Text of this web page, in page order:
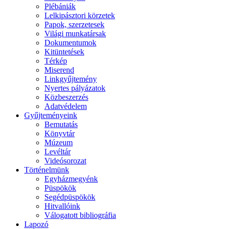
Plébániák
Lelkipásztori körzetek
Papok, szerzetesek
Világi munkatársak
Dokumentumok
Kitüntetések
Térkép
Miserend
Linkgyűjtemény
Nyertes pályázatok
Közbeszerzés
Adatvédelem
Gyűjteményeink
Bemutatás
Könyvtár
Múzeum
Levéltár
Videósorozat
Történelmünk
Egyházmegyénk
Püspökök
Segédpüspökök
Hitvallóink
Válogatott bibliográfia
Lapozó